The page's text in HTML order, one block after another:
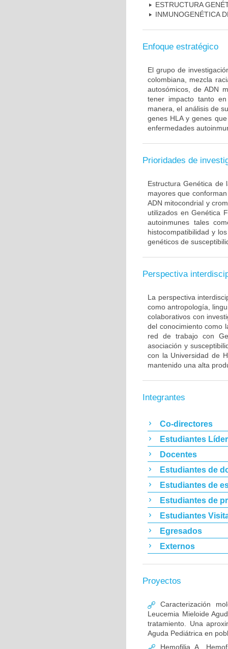
ESTRUCTURA
INMUNOGENÉTICA
Enfoque estratégico
El grupo de
colombiana, mezcla
autosómicos, de ADN
tener impacto tanto
manera, el análisis de
genes HLA y genes
enfermedades
Prioridades de
Estructura Genética de
mayores que
ADN mitocondrial y
utilizados en Genética
autoinmunes tales
histocompatibilidad y
genéticos de
Perspectiva
La perspectiva
como antropología,
colaborativos con
del conocimiento como
red de trabajo con
asociación y
con la Universidad de
mantenido una alta
Integrantes
Co-directores
Estudiantes
Docentes
Estudiantes de
Estudiantes de
Estudiantes de
Estudiantes
Egresados
Externos
Proyectos
Caracterización
Leucemia Mieloide
tratamiento. Una
Aguda Pediátrica en
Hemofilia A,